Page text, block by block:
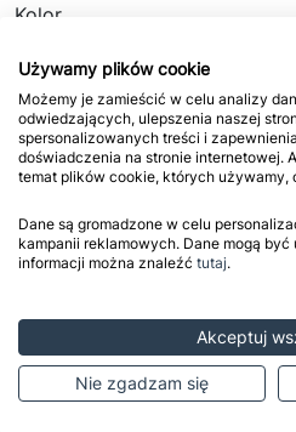
Kolor
Zasady dostawy
dostawy.
Zasady zwrotu
Przed zakupem
Używamy plików cookie
Możemy je zamieścić w celu analizy
odwiedzających, ulepszenia naszej
spersonalizowanych treści i
doświadczenia na stronie internetowej.
temat plików cookie, których używamy,
Dane są gromadzone w celu
kampanii reklamowych. Dane mogą
informacji można znaleźć tutaj.
Akceptuj
Nie zgadzam się